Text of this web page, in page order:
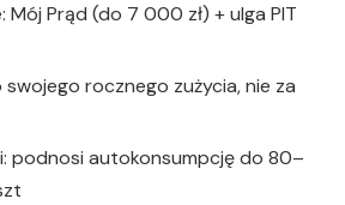
Mój Prąd (do 7 000 zł) + ulga PIT
rocznego zużycia, nie za
podnosi autokonsumpcję do 80–